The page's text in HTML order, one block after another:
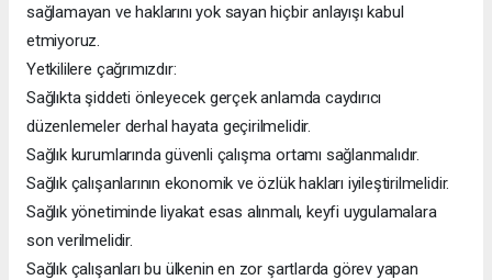
sağlamayan ve haklarını yok sayan hiçbir anlayışı kabul
etmiyoruz.
Yetkililere çağrımızdır:
Sağlıkta şiddeti önleyecek gerçek anlamda caydırıcı
düzenlemeler derhal hayata geçirilmelidir.
Sağlık kurumlarında güvenli çalışma ortamı sağlanmalıdır.
Sağlık çalışanlarının ekonomik ve özlük hakları iyileştirilmelidir.
Sağlık yönetiminde liyakat esas alınmalı, keyfi uygulamalara
son verilmelidir.
Sağlık çalışanları bu ülkenin en zor şartlarda görev yapan